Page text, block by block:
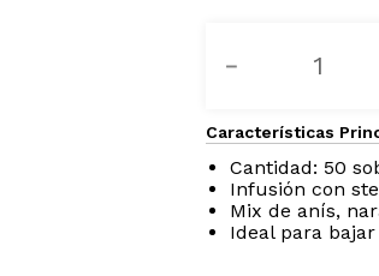
－
Características
Cantidad: 50
Infusión con
Mix de anís,
Ideal para